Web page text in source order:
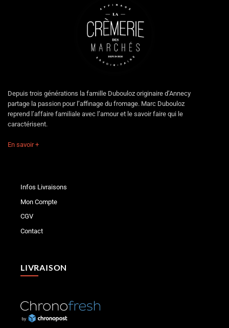
Depuis trois générations la famille Dubouloz originaire d’Annecy
partage la passion pour l’affinage du fromage. Marc Dubouloz
reprend l’affaire familiale avec l’amour et le savoir faire qui le
caractérisent.
En savoir +
Infos Livraisons
Mon Compte
CGV
Contact
LIVRAISON